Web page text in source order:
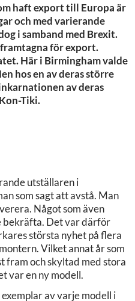
haft export till Europa är
och med varierande
i samband med Brexit.
för export.
Här i Birmingham valde
hos en av deras större
av deras
Tiki.
utställaren i
som sagt att avstå. Man
Något som även
bekräfta. Det var därför
största nyhet på flera
Vilket annat år som
fram och skyltad med stora
var en ny modell.
av varje modell i